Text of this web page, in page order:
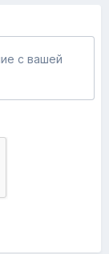
с вашей